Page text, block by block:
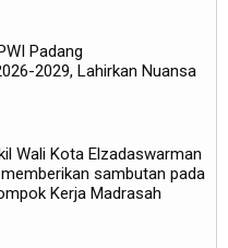
Padang
2029, Lahirkan Nuansa
Wali Kota Elzadaswarman
sambutan pada
Kerja Madrasah